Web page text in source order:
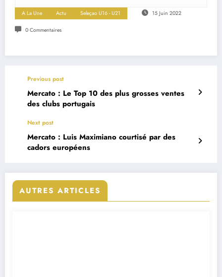
A La Une Actu Seleçao U16 - U21 15 Juin 2022
0 Commentaires
Previous post
Mercato : Le Top 10 des plus grosses ventes
des clubs portugais
Next post
Mercato : Luis Maximiano courtisé par des
cadors européens
AUTRES ARTICLES